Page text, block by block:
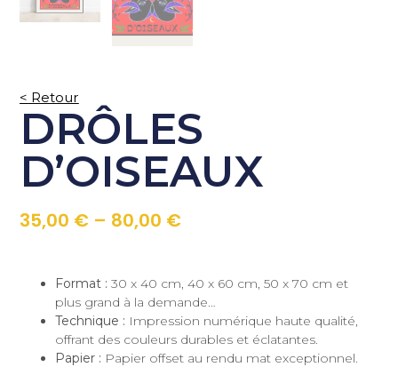
< Retour
DRÔLES
D’OISEAUX
35,00 € – 80,00 €
Format : 30 x 40 cm, 40 x 60 cm, 50 x 70 cm et
plus grand à la demande…
Technique : Impression numérique haute qualité,
offrant des couleurs durables et éclatantes.
Papier : Papier offset au rendu mat exceptionnel.